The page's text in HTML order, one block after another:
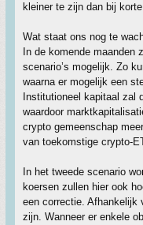
kleiner te zijn dan bij
Wat staat ons nog te
In de komende maanden
scenario’s mogelijk. Zo
waarna er mogelijk een
Institutioneel kapitaal zal
waardoor
crypto gemeenschap
van toekomstige crypto-
In het tweede scenario
koersen zullen hier ook
een correctie. Afhankelijk
zijn. Wanneer er enkele